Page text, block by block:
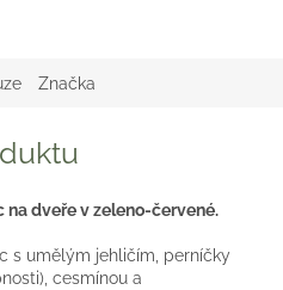
Značka
na dveře v zeleno-červené.
s umělým jehličím, perníčky
cesmínou a